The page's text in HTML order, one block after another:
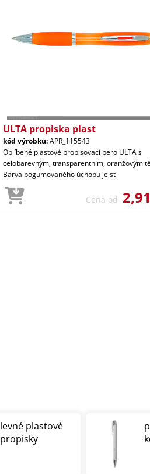
ULTA propiska plast
kód výrobku:APR_115543
Oblíbené plastové propisovací pero ULTA s
celobarevným, transparentním, oranžovým
Barva pogumovaného úchopu je st
Cena od
levné plastové
propisky